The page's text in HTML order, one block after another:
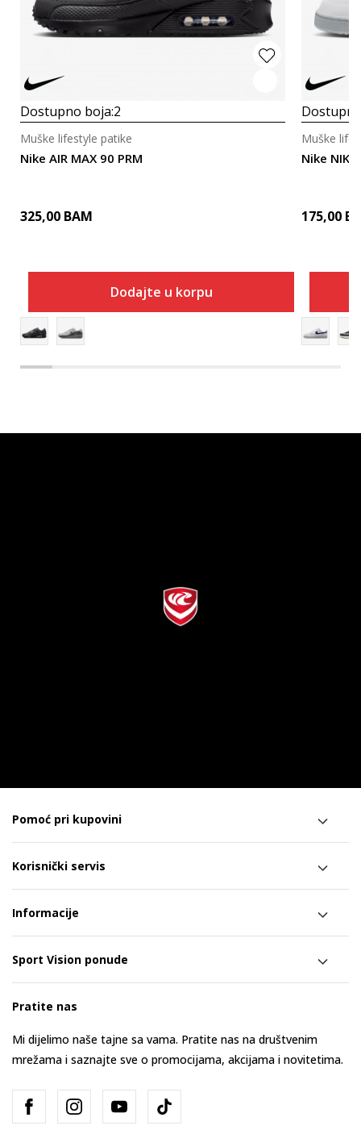
Dostupno boja:2
Nike AIR MAX 90 PRM
Muške lifestyle patike
325,00 BAM
Dodajte u korpu
Nike NIKE
Muške
175,00
Pomoć pri kupovini
Korisnički servis
Informacije
Sport Vision ponude
Pratite nas
Mi dijelimo naše tajne sa vama. Pratite nas na društvenim
mrežama i saznajte sve o promocijama, akcijama i novitetima.